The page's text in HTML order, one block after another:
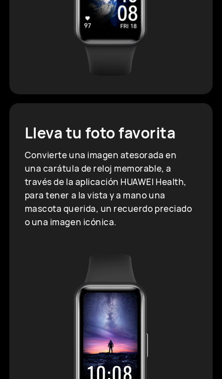
Lleva tu foto favorita
Convierte una imagen atesorada en
una carátula de reloj memorable, a
través de la aplicación HUAWEI Health,
para tener a la vista y a mano una
mascota querida, un recuerdo preciado
o una imagen icónica.